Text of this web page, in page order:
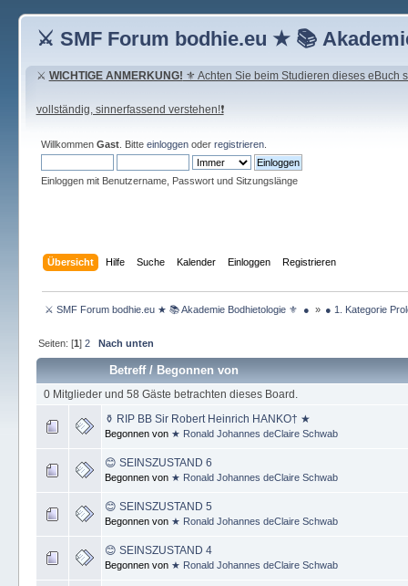
⚔ SMF Forum bodhie.eu ★ 📚
⚔ WICHTIGE ANMERKUNG! ⚜ Achten Sie beim Studieren dieses eBuch
vollständig, sinnerfassend verstehen!❗
Willkommen Gast. Bitte einloggenoder registrieren.
Einloggen mit Benutzername, Passwort und Sitzungslänge
Übersicht Hilfe Suche Kalender Einloggen Registrieren
⚔ SMF Forum bodhie.eu ★ 📚 Akademie Bodhietologie ⚜  ● » ● 1. Kategorie
Seiten: [1] 2 Nach unten
Betreff/ Begonnen von
0 Mitglieder und 58 Gäste betrachten dieses Board.
⚱ RIP BB Sir Robert Heinrich HANKO† ★
Begonnen von ★ Ronald Johannes deClaire Schwab
😊 SEINSZUSTAND 6
Begonnen von ★ Ronald Johannes deClaire Schwab
😊 SEINSZUSTAND 5
Begonnen von ★ Ronald Johannes deClaire Schwab
😊 SEINSZUSTAND 4
Begonnen von ★ Ronald Johannes deClaire Schwab